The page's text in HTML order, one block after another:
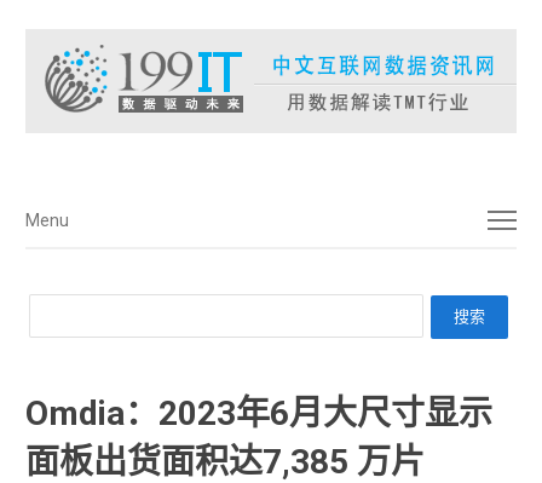
菜单
Menu
Omdia：2023年6月大尺寸显示
面板出货面积达7,385 万片